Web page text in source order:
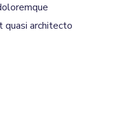
quasi architecto